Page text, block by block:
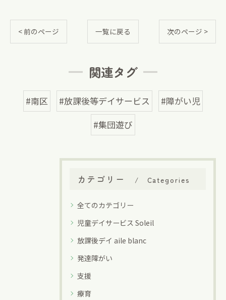
< 前のページ 一覧に戻る 次のページ >
関連タグ
#南区 #放課後等デイサービス
#障がい児
#集団遊び
カテゴリー Categories
全てのカテゴリー
児童デイサービス Soleil
放課後デイ aile blanc
発達障がい
支援
療育